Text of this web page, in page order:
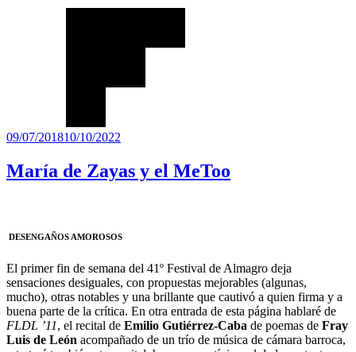
Publicado
09/07/201810/10/2022
María de Zayas y el MeToo
DESENGAÑOS AMOROSOS
El primer fin de semana del 41º Festival de Almagro deja
sensaciones desiguales, con propuestas mejorables (algunas,
mucho), otras notables y una brillante que cautivó a quien firma y a
buena parte de la crítica. En otra entrada de esta página hablaré de
FLDL ’11, el recital de Emilio Gutiérrez-Caba de poemas de Fray
Luis de León acompañado de un trío de música de cámara barroca,